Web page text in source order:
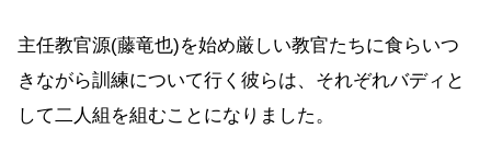
主任教官源(藤竜也)を始め厳しい教官たちに食らいつ
きながら訓練について行く彼らは、それぞれバディと
して二人組を組むことになりました。